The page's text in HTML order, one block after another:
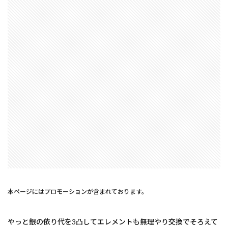
本ページにはプロモーションが含まれております。
やっと銀の依り代を3凸してエレメントも無理やり交換でそろえて